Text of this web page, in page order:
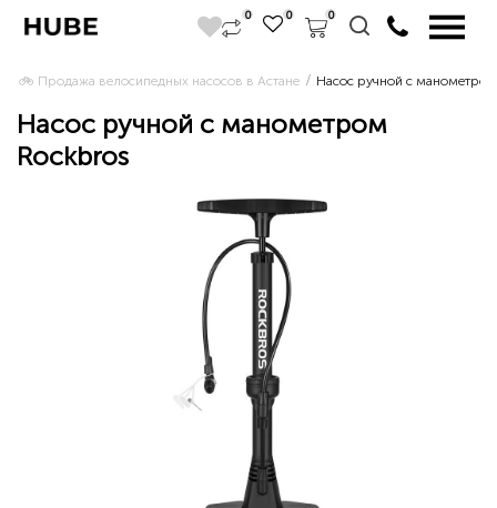
0 0 0
🚲 Продажа велосипедных насосов в Астане Насос ручной с
Насос ручной с манометром
Rockbros